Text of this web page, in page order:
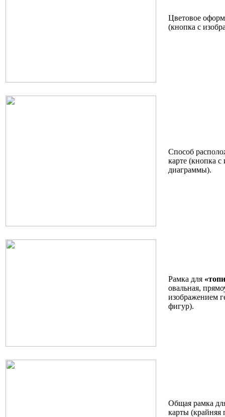
Цветовое
(кнопка с
Способ
карте (кнопка
диаграммы).
Рамка для
овальная,
изображением
фигур).
Общая рамка
карты (крайняя